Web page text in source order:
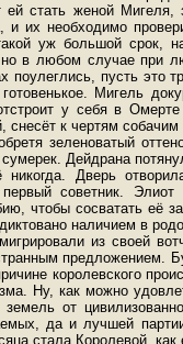
стать женой Мигеля,
и их необходимо
уж большой срок,
в любом случае при
поулеглись, пусть это
Мигель
у себя в
снесёт к чертям
зеленоватый
Дейдрана
Дверь
советник.
чтобы сосватать её
наличием в
из своей
предложением.
королевского
Ну, как можно
от
да и лучшей
стала Королевой,